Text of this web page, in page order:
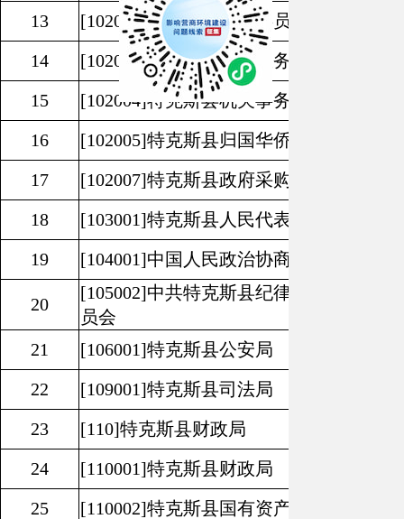
13
[102002]中共特克斯县委员会机构编制
14
[102003]特克斯县政务服务中心
15
[102004]特克斯县机关事务中心
16
[102005]特克斯县归国华侨联合会
17
[102007]特克斯县政府采购中心
18
[103001]特克斯县人民代表大会常务委
19
[104001]中国人民政治协商会议特克斯
20
[105002]中共特克斯县纪律检查委员会
员会
21
[106001]特克斯县公安局
22
[109001]特克斯县司法局
23
[110]特克斯县财政局
24
[110001]特克斯县财政局
25
[110002]特克斯县国有资产管理局